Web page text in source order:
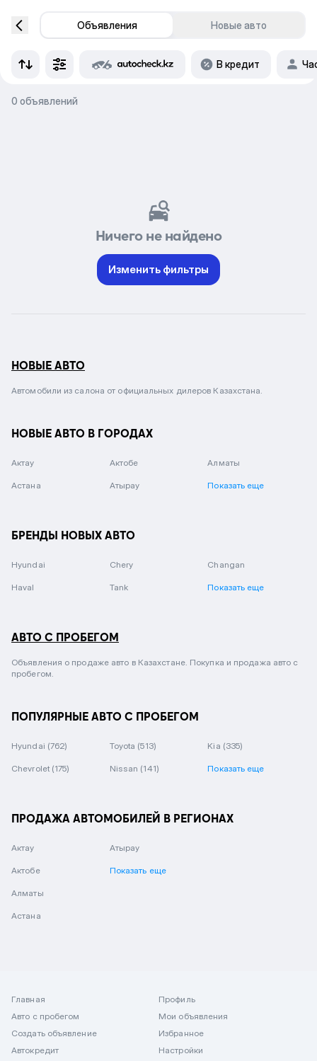
Объявления Новые авто
В кредит
0 объявлений
Ничего не найдено
Изменить фильтры
НОВЫЕ АВТО
Автомобили из салона от официальных дилеров Казахстана.
НОВЫЕ АВТО В ГОРОДАХ
Актау Актобе Алматы
Астана Атырау Показать еще
БРЕНДЫ НОВЫХ АВТО
Hyundai Chery Changan
Haval Tank Показать еще
АВТО С ПРОБЕГОМ
Объявления о продаже авто в Казахстане. Покупка и продажа авто с
пробегом.
ПОПУЛЯРНЫЕ АВТО С ПРОБЕГОМ
Hyundai (762) Toyota (513) Kia (335)
Chevrolet (175) Nissan (141) Показать еще
ПРОДАЖА АВТОМОБИЛЕЙ В РЕГИОНАХ
Актау
Актобе
Алматы
Астана
Атырау
Показать еще
Главная
Авто с пробегом
Создать объявление
Автокредит
Профиль
Мои объявления
Избранное
Настройки